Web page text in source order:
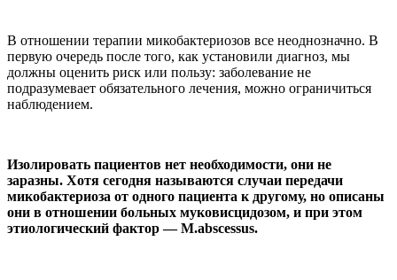
В отношении терапии микобактериозов все неоднозначно. В
первую очередь после того, как установили диагноз, мы
должны оценить риск или пользу: заболевание не
подразумевает обязательного лечения, можно ограничиться
наблюдением.
Изолировать пациентов нет необходимости, они не
заразны. Хотя сегодня называются случаи передачи
микобактериоза от одного пациента к другому, но описаны
они в отношении больных муковисцидозом, и при этом
этиологический фактор — M.abscessus.